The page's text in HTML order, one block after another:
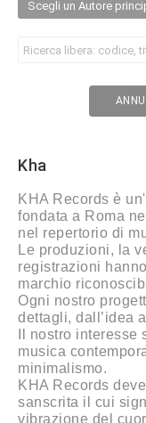
Kha
KHA Records è
fondata a Roma
nel repertorio di
Le produzioni, la
registrazioni
marchio
Ogni nostro
dettagli, dall’idea
Il nostro
musica
minimalismo.
KHA Records
sanscrita il cui
vibrazione del